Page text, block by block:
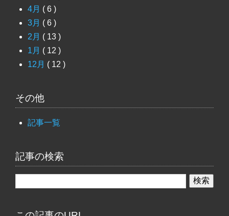
4月 ( 6 )
3月 ( 6 )
2月 ( 13 )
1月 ( 12 )
12月 ( 12 )
その他
記事一覧
記事の検索